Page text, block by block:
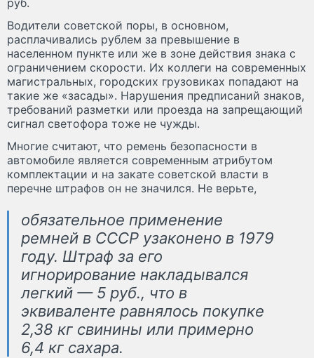
руб.
Водители советской поры, в основном,
расплачивались рублем за превышение в
населенном пункте или же в зоне действия знака с
ограничением скорости. Их коллеги на современных
магистральных, городских грузовиках попадают на
такие же «засады». Нарушения предписаний знаков,
требований разметки или проезда на запрещающий
сигнал светофора тоже не чужды.
Многие считают, что ремень безопасности в
автомобиле является современным атрибутом
комплектации и на закате советской власти в
перечне штрафов он не значился. Не верьте,
обязательное применение
ремней в СССР узаконено в 1979
году. Штраф за его
игнорирование накладывался
легкий — 5 руб., что в
эквиваленте равнялось покупке
2,38 кг свинины или примерно
6,4 кг сахара.